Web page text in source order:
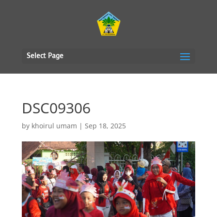
Select Page
DSC09306
by khoirul umam | Sep 18, 2025